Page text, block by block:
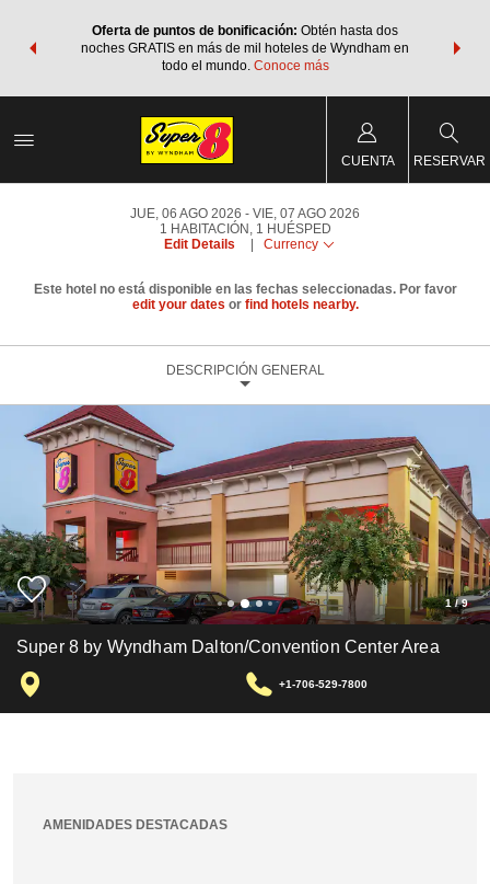
Oferta de puntos de bonificación:Obtén hasta dos
noches GRATIS en más de mil hoteles de Wyndham en
todo el mundo. Conoce más
de viaje
CUENTA RESERVAR
JUE, 06 AGO 2026
VIE, 07 AGO 2026
1 HABITACIÓN , 1 HUÉSPED
Edit Details
Currency
Este hotel no está disponible en las fechas seleccionadas. Por favor
edit your dates or find hotels nearby.
DESCRIPCIÓN GENERAL
1/9
Super 8 by Wyndham Dalton/Convention Center Area
+1-706-529-7800
AMENIDADES DESTACADAS